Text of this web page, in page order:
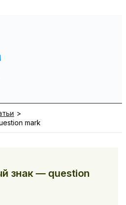
mark
знак — question